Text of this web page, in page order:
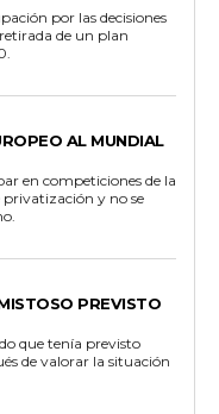
por las decisiones
de un plan
AL MUNDIAL
en competiciones de la
privatización y no se
PREVISTO
que tenía previsto
de valorar la situación